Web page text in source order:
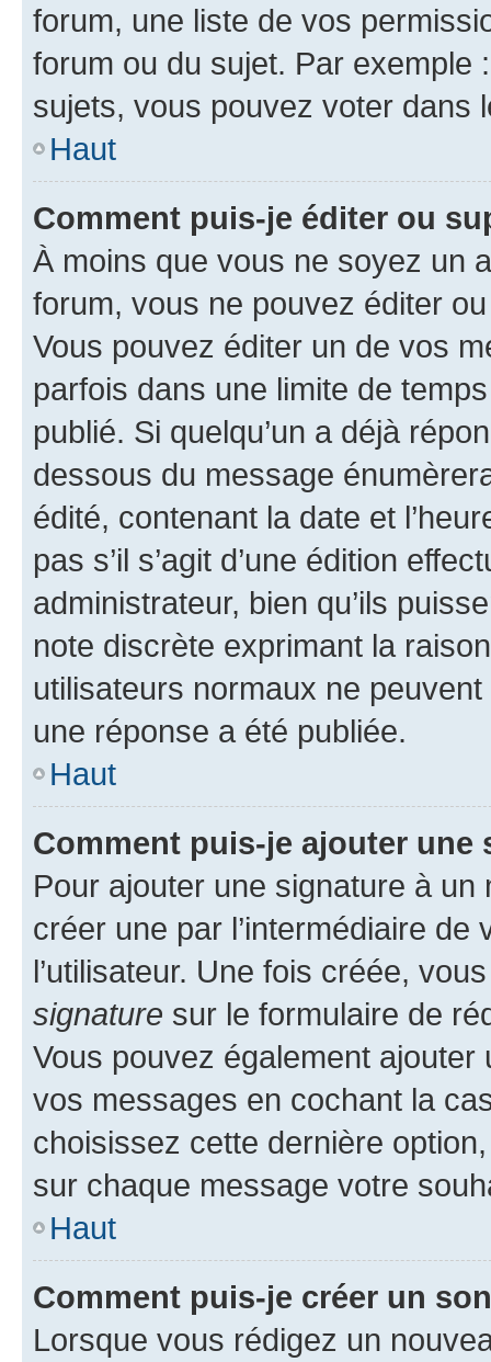
forum, une liste de vos
forum ou du sujet. Par exemple
sujets, vous pouvez voter dans
Haut
Comment puis-je éditer ou
À moins que vous ne soyez un
forum, vous ne pouvez éditer
Vous pouvez éditer un de vos
parfois dans une limite de
publié. Si quelqu’un a déjà
dessous du message
édité, contenant la date et
pas s’il s’agit d’une édition
administrateur, bien qu’ils
note discrète exprimant la
utilisateurs normaux ne
une réponse a été publiée.
Haut
Comment puis-je ajouter une
Pour ajouter une signature à un
créer une par l’intermédiaire
l’utilisateur. Une fois créée,
signature sur le formulaire de
Vous pouvez également
vos messages en cochant la
choisissez cette dernière
sur chaque message votre
Haut
Comment puis-je créer un
Lorsque vous rédigez un